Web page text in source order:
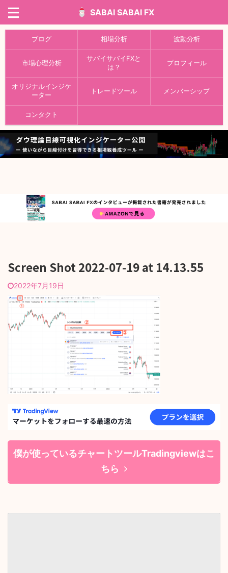
SABAI SABAI FX
ブログ 相場分析 波動分析
市場心理分析
サバイサバイFXと
は？
プロフィール
オリジナルインジケ
ーター
トレードツール メンバーシップ
コンタクト
Screen Shot 2022-07-19 at 14.13.55
2022年7月19日
僕が使っているチャートツールTradingviewはこ
ちら